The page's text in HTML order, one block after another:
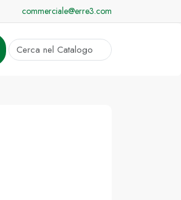
commerciale@erre3.com
cerca